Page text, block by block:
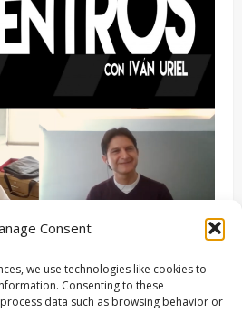
Consent
we use technologies like cookies to
Consenting to these
data such as browsing behavior or
URIEL T3E22: JUAN PATRICIO